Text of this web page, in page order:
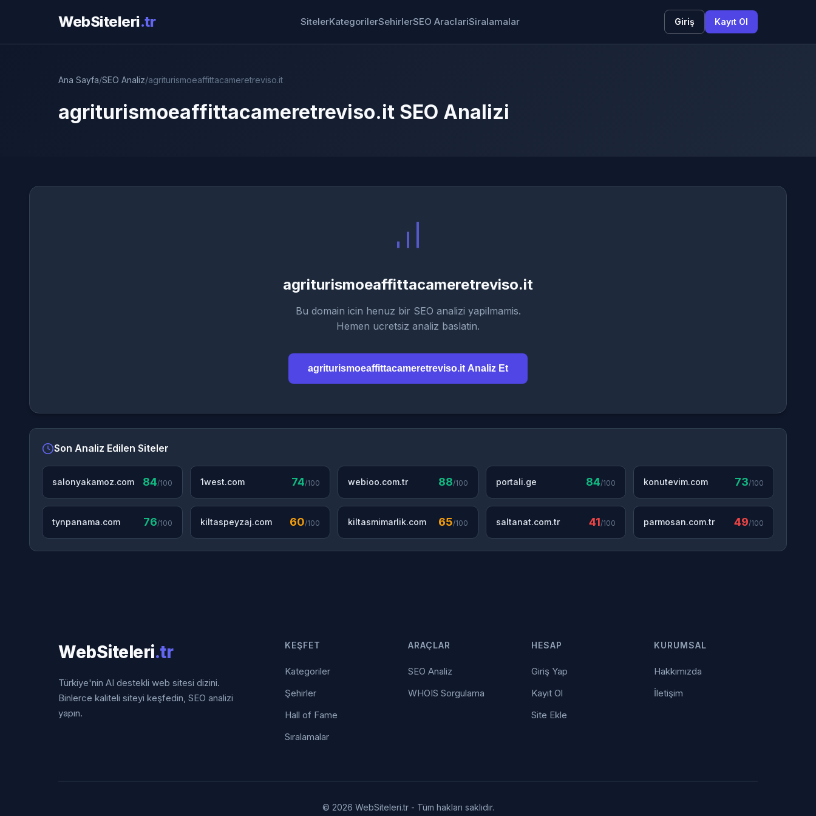
WebSiteleri.tr SitelerKategorilerSehirlerSEO AraclariSiralamalar Giriş Kayıt Ol
Ana Sayfa/SEO Analiz/agriturismoeaffittacameretreviso.it
agriturismoeaffittacameretreviso.it SEO Analizi
agriturismoeaffittacameretreviso.it
Bu domain icin henuz bir SEO analizi yapilmamis.
Hemen ucretsiz analiz baslatin.
agriturismoeaffittacameretreviso.it Analiz Et
Son Analiz Edilen Siteler
salonyakamoz.com 84/100 1west.com 74/100 webioo.com.tr 88/100 portali.ge 84/100 konutevim.com 73/100
tynpanama.com 76/100 kiltaspeyzaj.com 60/100 kiltasmimarlik.com 65/100 saltanat.com.tr 41/100 parmosan.com.tr 49/100
WebSiteleri.tr
Türkiye'nin AI destekli web sitesi dizini.
Binlerce kaliteli siteyi keşfedin, SEO analizi
yapın.
KEŞFET
Kategoriler
Şehirler
Hall of Fame
Sıralamalar
ARAÇLAR
SEO Analiz
WHOIS Sorgulama
HESAP
Giriş Yap
Kayıt Ol
Site Ekle
KURUMSAL
Hakkımızda
İletişim
© 2026 WebSiteleri.tr - Tüm hakları saklıdır.